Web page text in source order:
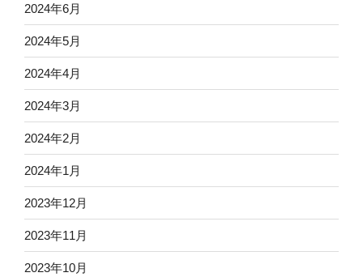
2024年6月
2024年5月
2024年4月
2024年3月
2024年2月
2024年1月
2023年12月
2023年11月
2023年10月